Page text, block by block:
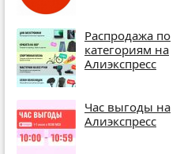
Распродажа по
категориям на
Алиэкспресс
Час выгоды на
Алиэкспресс